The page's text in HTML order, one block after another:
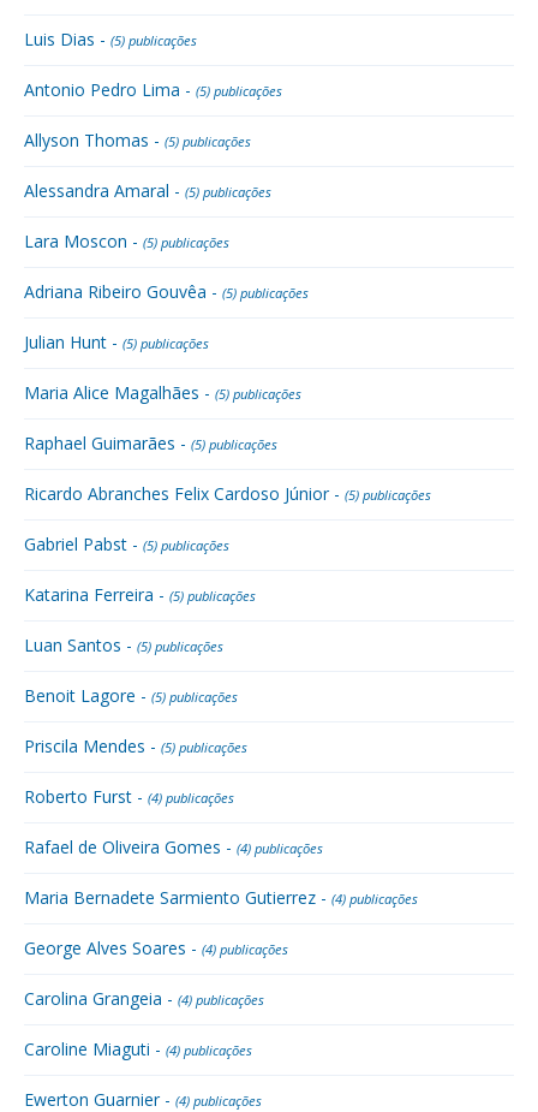
Luis Dias - (5) publicações
Antonio Pedro Lima - (5) publicações
Allyson Thomas - (5) publicações
Alessandra Amaral - (5) publicações
Lara Moscon - (5) publicações
Adriana Ribeiro Gouvêa - (5) publicações
Julian Hunt - (5) publicações
Maria Alice Magalhães - (5) publicações
Raphael Guimarães - (5) publicações
Ricardo Abranches Felix Cardoso Júnior - (5) publicações
Gabriel Pabst - (5) publicações
Katarina Ferreira - (5) publicações
Luan Santos - (5) publicações
Benoit Lagore - (5) publicações
Priscila Mendes - (5) publicações
Roberto Furst - (4) publicações
Rafael de Oliveira Gomes - (4) publicações
Maria Bernadete Sarmiento Gutierrez - (4) publicações
George Alves Soares - (4) publicações
Carolina Grangeia - (4) publicações
Caroline Miaguti - (4) publicações
Ewerton Guarnier - (4) publicações